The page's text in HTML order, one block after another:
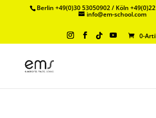
Berlin +49(0)30 53050902 / Köln
info@em-school.com
0-